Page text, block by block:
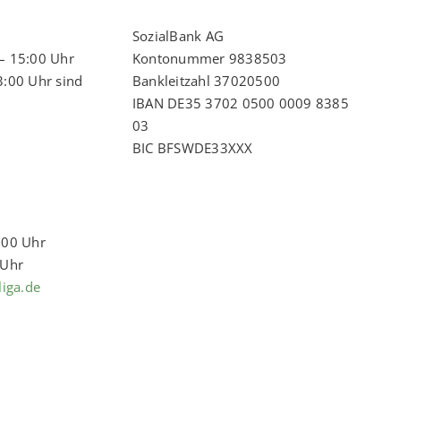
15:00 Uhr
Uhr sind
Uhr
SozialBank AG
Kontonummer 9838503
Bankleitzahl 37020500
IBAN DE35 3702 0500 0009 8385
03
BIC BFSWDE33XXX